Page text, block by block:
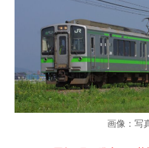
画像：写